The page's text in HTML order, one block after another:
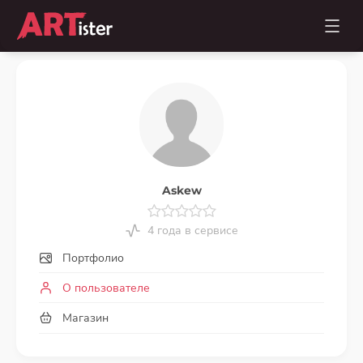
Askew
4 года в сервисе
Портфолио
О пользователе
Магазин